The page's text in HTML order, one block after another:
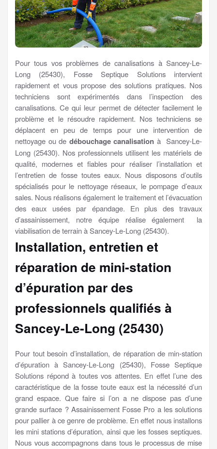
Pour tous vos problèmes de canalisations à Sancey-Le-
Long (25430), Fosse Septique Solutions intervient
rapidement et vous propose des solutions pratiques. Nos
techniciens sont expérimentés dans l’inspection des
canalisations. Ce qui leur permet de détecter facilement le
problème et le résoudre rapidement. Nos techniciens se
déplacent en peu de temps pour une intervention de
nettoyage ou de débouchage canalisation à Sancey-Le-
Long (25430). Nos professionnels utilisent les matériels de
qualité, modernes et fiables pour réaliser l’installation et
l’entretien de fosse toutes eaux. Nous disposons d’outils
spécialisés pour le nettoyage réseaux, le pompage d’eaux
sales. Nous réalisons également le traitement et l’évacuation
des eaux usées par épandage. En plus des travaux
d’assainissement, notre équipe réalise également la
viabilisation de terrain à Sancey-Le-Long (25430).
Installation, entretien et
réparation de mini-station
d’épuration par des
professionnels qualifiés à
Sancey-Le-Long (25430)
Pour tout besoin d’installation, de réparation de min-station
d’épuration à Sancey-Le-Long (25430), Fosse Septique
Solutions répond à toutes vos attentes. En effet l’une des
caractéristique de la fosse toute eaux est la nécessité d’un
grand espace. Que faire si l’on a ne dispose pas d’une
grande surface ? Assainissement Fosse Pro a les solutions
pour pallier à ce genre de problème. En effet nous installons
les mini stations d’épuration, ainsi que les fosses septiques.
Nous vous accompagnons dans tous le processus de mise